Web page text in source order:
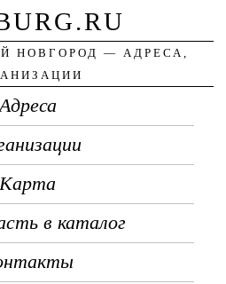
НОВГОРОД — АДРЕСА,
Адреса
Карта
в каталог